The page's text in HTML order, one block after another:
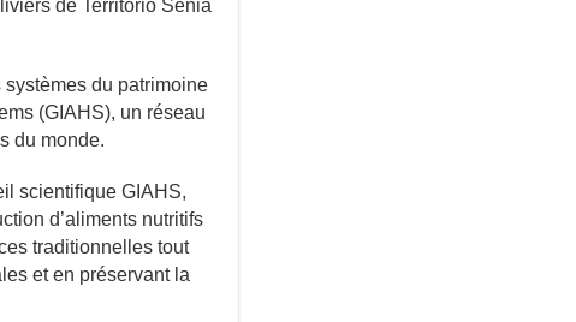
de Territorio Sénia
systèmes du patrimoine
(GIAHS), un réseau
du monde.
scientifique GIAHS,
d’aliments nutritifs
traditionnelles tout
et en préservant la